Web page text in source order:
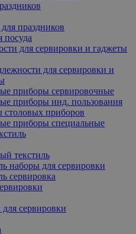
праздников
посуда
для сервировки и гаджеты
для сервировки и
приборы сервировочные
приборы инд. пользования
столовых приборов
приборы специальные
текстиль
наборы для сервировки
сервировка
сервировки